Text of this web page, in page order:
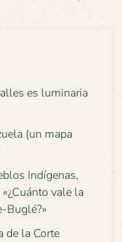
es luminaria
(un mapa
Indígenas,
vale la
Buglé?»
de la Corte